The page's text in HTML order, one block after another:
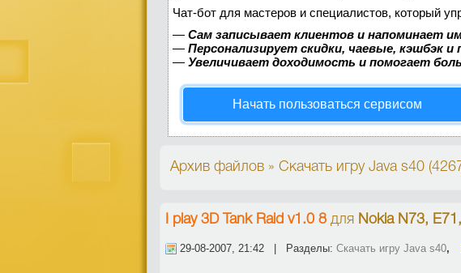
Чат-бот для мастеров и специалистов, который
— Сам записывает клиентов и напоминает
— Персонализирует скидки, чаевые, кэшбэк
— Увеличивает доходимость и помогает
Начать пользоваться сервисом
Архив файлов » Скачать игру Java s40
I play 3D Tank Raid v1.0 8 для Nokia N73,
29-08-2007, 21:42 | Разделы: Скачать игру Java s40,